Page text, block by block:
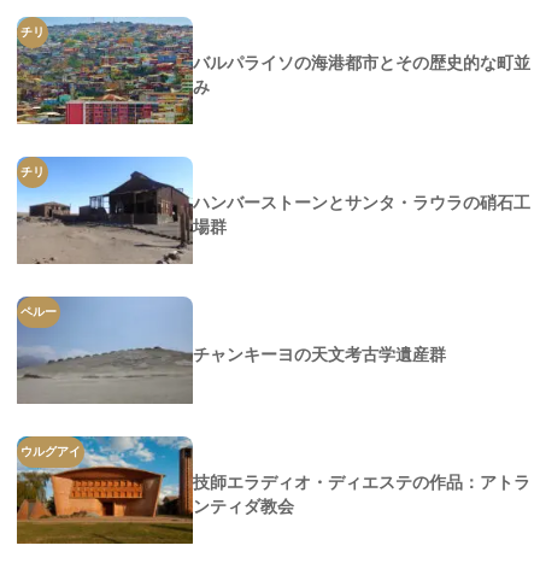
チリ
バルパライソの海港都市とその歴史的な町並
み
チリ
ハンバーストーンとサンタ・ラウラの硝石工
場群
ペルー
チャンキーヨの天文考古学遺産群
ウルグアイ
技師エラディオ・ディエステの作品：アトラ
ンティダ教会